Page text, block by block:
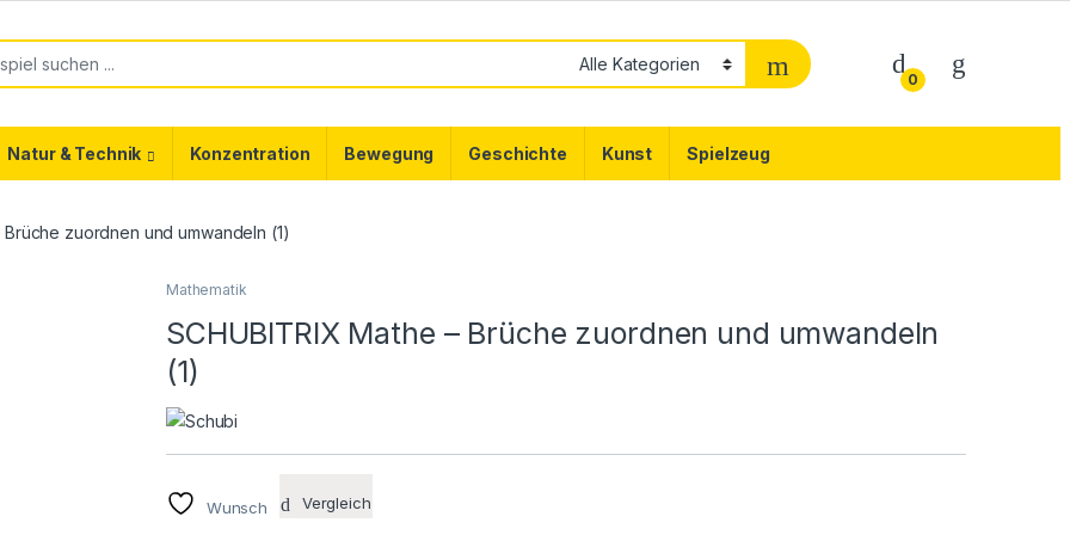
0
Natur & Technik Konzentration Bewegung Geschichte Kunst Spielzeug
Brüche zuordnen und umwandeln (1)
Mathematik
SCHUBITRIX Mathe – Brüche zuordnen und umwandeln
(1)
Wunsch Vergleich